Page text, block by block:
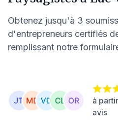
Obtenez jusqu'à 3
d'entrepreneurs certifiés
remplissant notre
à
avis